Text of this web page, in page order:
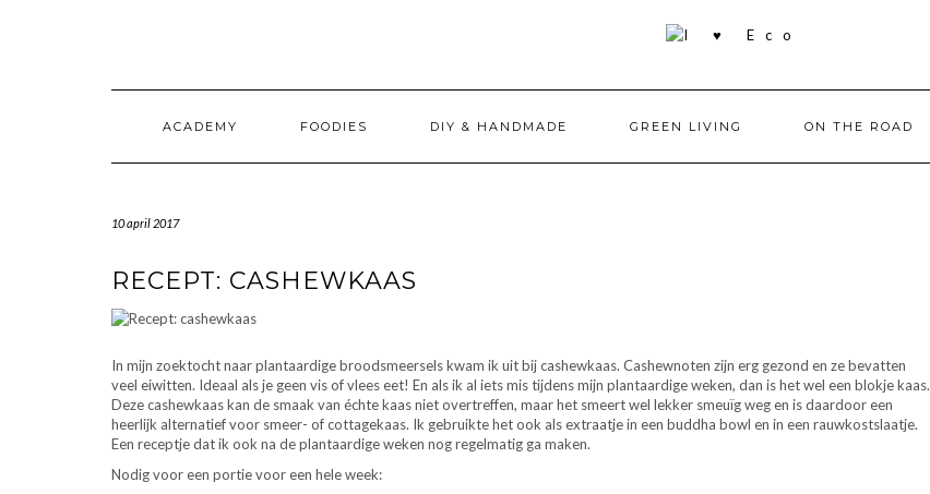
ACADEMY FOODIES DIY & HANDMADE GREEN LIVING ON THE ROAD
10 april 2017
RECEPT: CASHEWKAAS
In mijn zoektocht naar plantaardige broodsmeersels kwam ik uit bij cashewkaas. Cashewnoten zijn erg gezond en ze bevatten
veel eiwitten. Ideaal als je geen vis of vlees eet! En als ik al iets mis tijdens mijn plantaardige weken, dan is het wel een blokje kaas.
Deze cashewkaas kan de smaak van échte kaas niet overtreffen, maar het smeert wel lekker smeuïg weg en is daardoor een
heerlijk alternatief voor smeer- of cottagekaas. Ik gebruikte het ook als extraatje in een buddha bowl en in een rauwkostslaatje.
Een receptje dat ik ook na de plantaardige weken nog regelmatig ga maken.
Nodig voor een portie voor een hele week: